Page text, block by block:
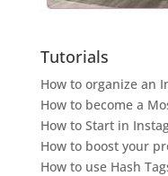
Tutorials
How to organize an
How to become a
How to Start in
How to boost your
How to use Hash